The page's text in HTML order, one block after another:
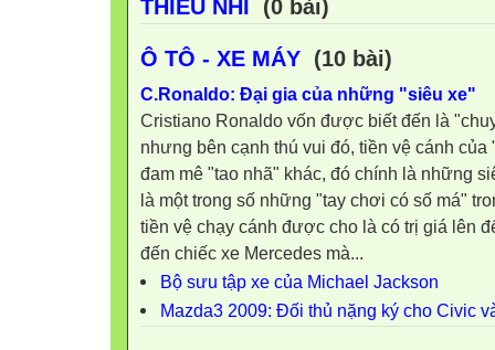
THIÉU NHI (0 bài)
Ô TÔ - XE MÁY (10 bài)
C.Ronaldo: Đại gia của những "siêu xe"
Cristiano Ronaldo vốn được biết đến là
nhưng bên cạnh thú vui đó, tiền vệ cánh của
đam mê "tao nhã" khác, đó chính là những
là một trong số những "tay chơi có số má"
tiền vệ chạy cánh được cho là có trị giá lên
đến chiếc xe Mercedes mà...
Bộ sưu tập xe của Michael Jackson
Mazda3 2009: Đối thủ nặng ký cho Civic